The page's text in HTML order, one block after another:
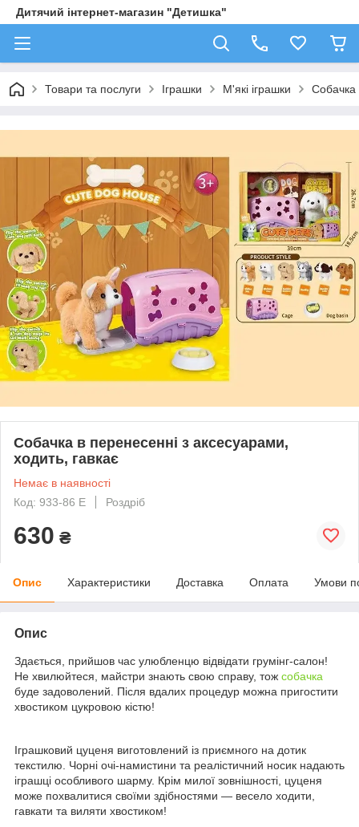
Дитячий інтернет-магазин "Детишка"
Товари та послуги Іграшки М'які іграшки Собачка
Собачка в перенесенні з аксесуарами,
ходить, гавкає
Немає в наявності
Код: 933-86 E
Роздріб
630 ₴
Опис Характеристики Доставка Оплата Умови
Опис
Здається, прийшов час улюбленцю відвідати грумінг-салон!
Не хвилюйтеся, майстри знають свою справу, тож собачка
буде задоволений. Після вдалих процедур можна пригостити
хвостиком цукровою кістю!
Іграшковий цуценя виготовлений із приємного на дотик
текстилю. Чорні очі-намистини та реалістичний носик надають
іграшці особливого шарму. Крім милої зовнішності, цуценя
може похвалитися своїми здібностями — весело ходити,
гавкати та виляти хвостиком!